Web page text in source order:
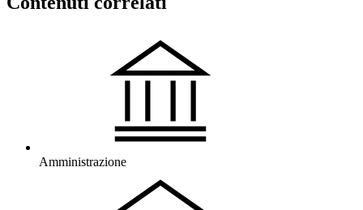
Amministrazione